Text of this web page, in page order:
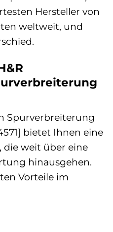
Hersteller von
weltweit, und
Spurverbreiterung
bietet Ihnen eine
die weit über eine
hinausgehen.
Vorteile im